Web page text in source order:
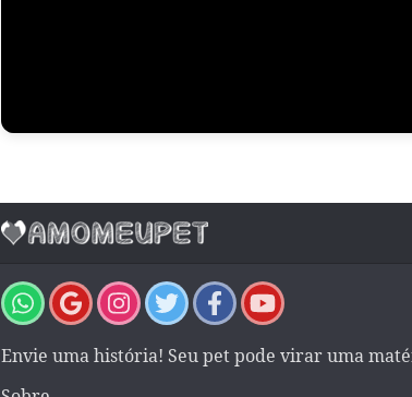
Envie uma história! Seu pet pode virar uma